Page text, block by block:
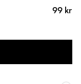
99 kr